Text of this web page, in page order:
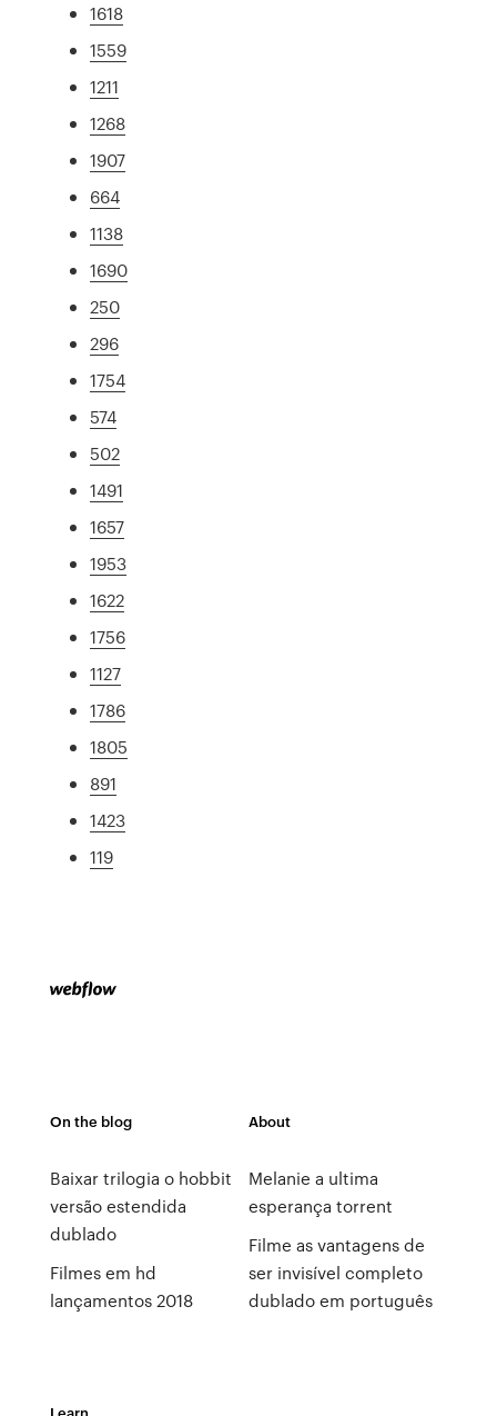
1618
1559
1211
1268
1907
664
1138
1690
250
296
1754
574
502
1491
1657
1953
1622
1756
1127
1786
1805
891
1423
119
On the blog
Baixar trilogia o hobbit
versão estendida
dublado
Filmes em hd
lançamentos 2018
About
Melanie a ultima
esperança torrent
Filme as vantagens de
ser invisível completo
dublado em português
Learn